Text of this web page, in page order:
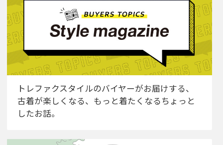
トレファクスタイルのバイヤーがお届けする、
古着が楽しくなる、もっと着たくなるちょっと
したお話。